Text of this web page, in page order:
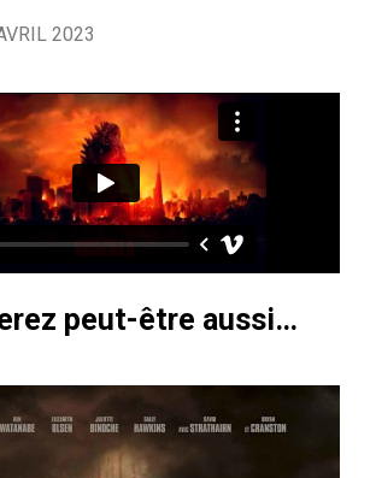
2023
peut-être aussi…